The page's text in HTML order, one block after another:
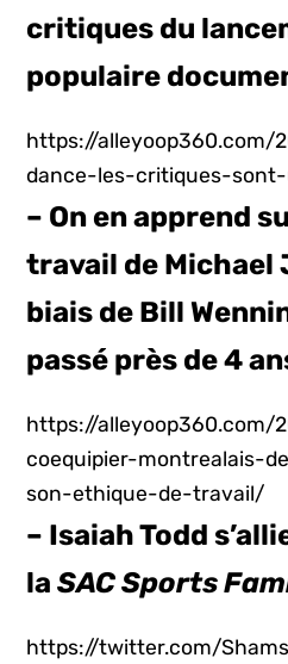
critiques du
populaire
https://
dance-les-critiques-
– On en apprend
travail de Michael
biais de Bill
passé près de 4
https://
coequipier-montrealais-
son-ethique-de-travail/
– Isaiah Todd
la SAC Sports
https://twitter.com/